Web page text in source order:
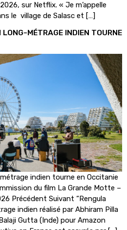
sur Netflix. « Je m’appelle
le village de Salasc et […]
MÉTRAGE INDIEN TOURNE
indien tourne en Occitanie
du film La Grande Motte –
Précédent Suivant “Rengula
indien réalisé par Abhiram Pilla
Gutta (Inde) pour Amazon